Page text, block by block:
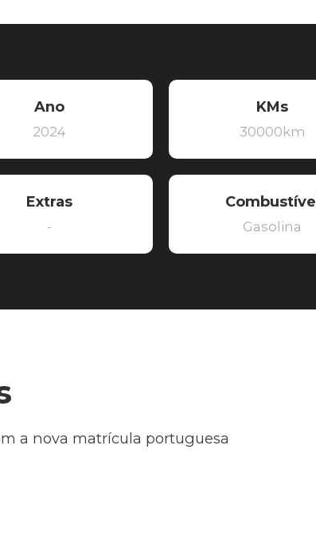
Ano
2024
KMs
30000km
Extras
-
Combustível
Gasolina
a nova matrícula portuguesa